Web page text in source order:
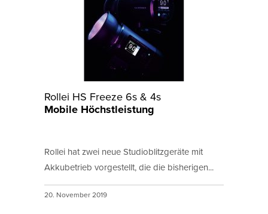
Rollei HS Freeze 6s & 4s
Mobile Höchstleistung
Rollei hat zwei neue Studioblitzgeräte mit
Akkubetrieb vorgestellt, die die bisherigen...
20. November 2019